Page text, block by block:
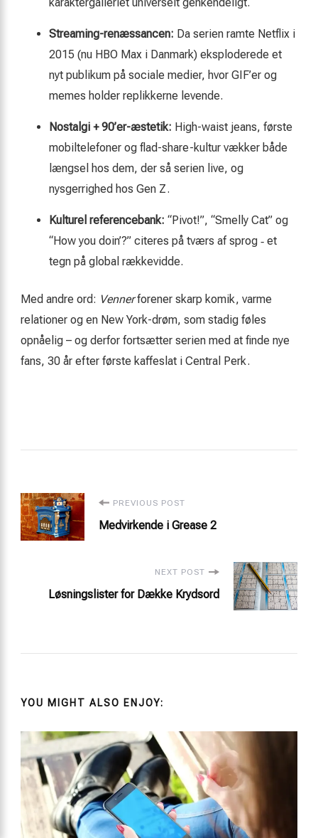
Streaming-renæssancen: Da serien ramte Netflix i
2015 (nu HBO Max i Danmark) eksploderede et
nyt publikum på sociale medier, hvor GIF’er og
memes holder replikkerne levende.
Nostalgi + 90’er-æstetik: High-waist jeans, første
mobiltelefoner og flad-share-kultur vækker både
længsel hos dem, der så serien live, og
nysgerrighed hos Gen Z.
Kulturel referencebank: “Pivot!”, “Smelly Cat” og
“How you doin’?” citeres på tværs af sprog ‑ et
tegn på global rækkevidde.
Med andre ord: Vennerforener skarp komik, varme
relationer og en New York-drøm, som stadig føles
opnåelig – og derfor fortsætter serien med at finde nye
fans, 30 år efter første kaffeslat i Central Perk.
Post
Navigation
PREVIOUS POST
Medvirkende i Grease 2
NEXT POST
Løsningslister for Dække Krydsord
YOU MIGHT ALSO ENJOY: